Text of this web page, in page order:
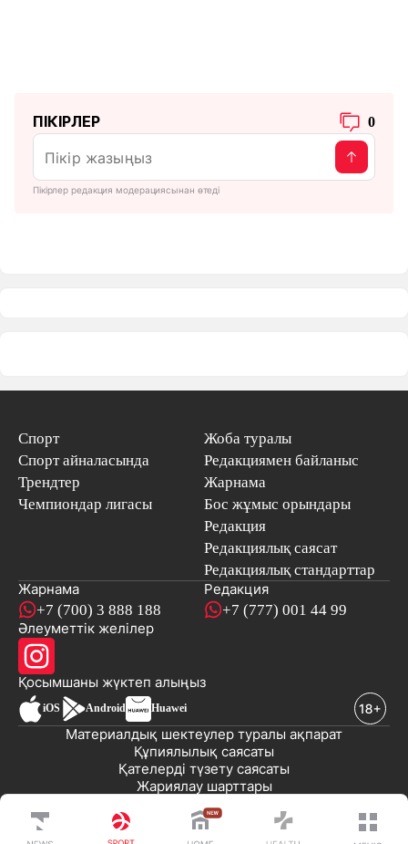
ПІКІРЛЕР 0
Пікірлер редакция модерациясынан өтеді
Спорт
Спорт айналасында
Трендтер
Чемпиондар лигасы
Жоба туралы
Редакциямен байланыс
Жарнама
Бос жұмыс орындары
Редакция
Редакциялық саясат
Редакциялық стандарттар
Жарнама
+7 (700) 3 888 188
Редакция
+7 (777) 001 44 99
Әлеуметтік желілер
Қосымшаны жүктеп алыңыз
iOS Android Huawei
Жариялау шарттары
Қателерді түзету саясаты
Құпиялылық саясаты
Материалдық шектеулер туралы ақпарат
© 2008-2026 «EML» ЖШС